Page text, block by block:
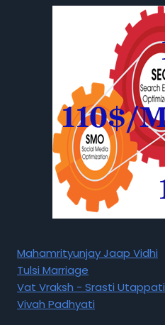
Mahamrityunjay Jaap Vidhi
Tulsi Marriage
Vat Vraksh - Srasti Utappati
Vivah Padhyati